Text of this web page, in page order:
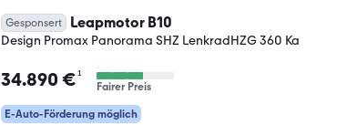
Gesponsert Leapmotor B10
Design Promax Panorama SHZ LenkradHZG 360 Ka
34.890 €¹
Fairer Preis
E-Auto-Förderung möglich